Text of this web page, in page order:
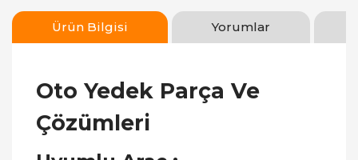
Ürün Bilgisi Yorumlar
Oto Yedek Parça Ve
Çözümleri